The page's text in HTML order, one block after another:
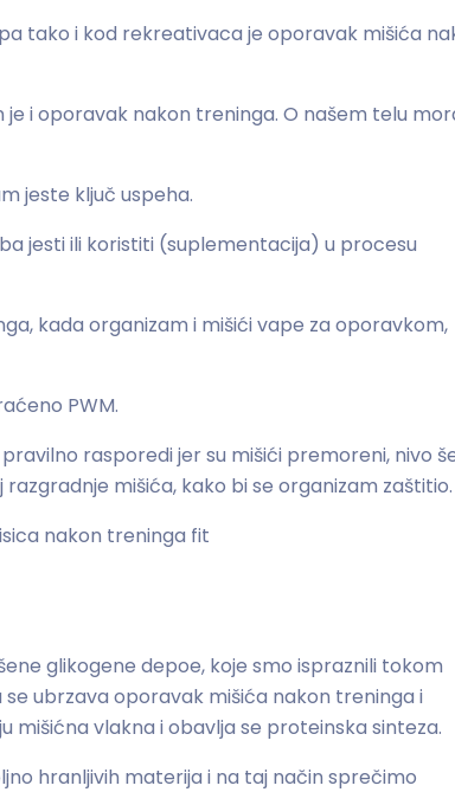
tako i kod rekreativaca je oporavak mišića
i oporavak nakon treninga. O našem telu
jeste ključ uspeha.
jesti ili koristiti (suplementacija) u procesu
kada organizam i mišići vape za oporavkom,
PWM.
rasporedi jer su mišići premoreni, nivo
mišića, kako bi se organizam zaštitio.
glikogene depoe, koje smo ispraznili tokom
ubrzava oporavak mišića nakon treninga i
mišićna vlakna i obavlja se proteinska sinteza.
hranljivih materija i na taj način sprečimo